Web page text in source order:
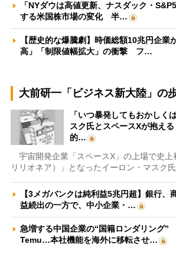
「NYダウは高値更新、ナスダック・
する米国株市場の変化 半…
【歴史的な爆騰劇】時価総額10兆円企業
高」「制限値幅拡大」の衝撃 フ…
大前研一「ビジネス新大陸」の
「いつ暴発してもおかしく
スク氏とスペースXが抱え
的…
宇宙開発企業「スペースX」の上場で史上
リリオネア）」となったイーロン・マスク
【3メガバンクは純利益5兆円超】銀行、
益続出の一方で、中小企業・…
急増する中国企業の“国籍ロンダリング”
Temu…本社機能を海外に移転させ…